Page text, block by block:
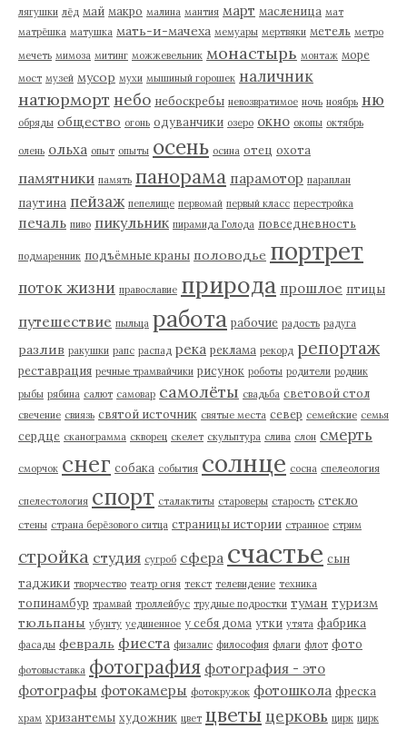
лягушки лёд май макро малина мантия март масленица мат
матрёшка матушка мать-и-мачеха мемуары мертвяки метель метро
мечеть мимоза митинг можжевельник монастырь монтаж море
мост музей мусор мухи мышиный горошек наличник
натюрморт небо небоскребы невозвратимое ночь ноябрь ню
обряды общество огонь одуванчики озеро окно окопы октябрь
олень ольха опыт опыты осень осина отец охота
памятники память панорама парамотор параплан
паутина пейзаж пепелище первомай первый класс перестройка
печаль пиво пикульник пирамида Голода повседневность
подмаренник подъёмные краны половодье портрет
поток жизни православие природа прошлое птицы
путешествие пыльца работа рабочие радость радуга
разлив ракушки рапс распад река реклама рекорд репортаж
реставрация речные трамвайчики рисунок роботы родители родник
рыбы рябина салют самовар самолёты свадьба световой стол
свечение свиязь святой источник святые места север семейские семья
сердце сканограмма скворец скелет скульптура слива слон смерть
сморчок снег собака события солнце сосна спелеология
спелестология спорт сталактиты староверы старость стекло
стены страна берёзового ситца страницы истории странное стрим
стройка студия сугроб сфера счастье сын
таджики творчество театр огня текст телевидение техника
топинамбур трамвай троллейбус трудные подростки туман туризм
тюльпаны убунту уединенное у себя дома утки утята фабрика
фасады февраль фиеста физалис философия флаги флот фото
фотовыставка фотография фотография - это
фотографы фотокамеры фотокружок фотошкола фреска
храм хризантемы художник цвет цветы церковь цирк цирк